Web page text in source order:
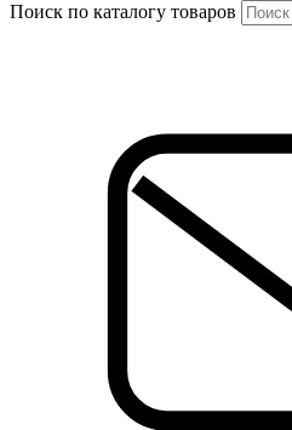
Поиск по каталогу товаров